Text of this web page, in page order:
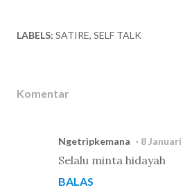
LABELS: SATIRE SELF TALK
Komentar
Ngetripkemana 8
Selalu minta hidayah
BALAS